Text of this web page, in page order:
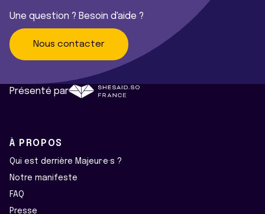
Une question ? Besoin d'aide ?
Nous contacter
Présenté par
À PROPOS
Qui est derrière Majeur·e·s ?
Notre manifeste
FAQ
Presse